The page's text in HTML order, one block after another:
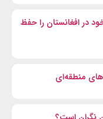
در افغانستان را حفظ
منطقه‌ای